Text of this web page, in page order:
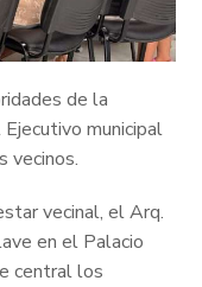
de la
municipal
vecinos.
vecinal, el Arq.
en el Palacio
central los